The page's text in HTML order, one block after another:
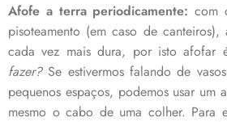
Afofe a terra periodicamente: com
pisoteamento (em caso de
cada vez mais dura, por isto afofar
fazer?Se estivermos falando de
pequenos espaços, podemos usar um
mesmo o cabo de uma colher. Para